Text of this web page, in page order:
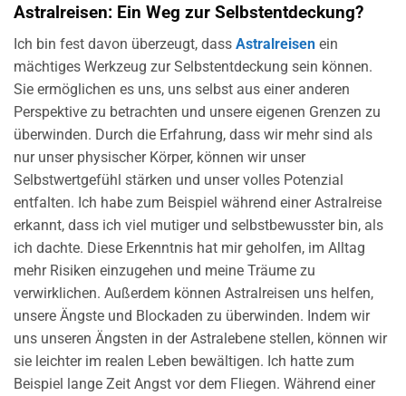
Astralreisen: Ein Weg zur Selbstentdeckung?
Ich bin fest davon überzeugt, dass Astralreisen ein
mächtiges Werkzeug zur Selbstentdeckung sein können.
Sie ermöglichen es uns, uns selbst aus einer anderen
Perspektive zu betrachten und unsere eigenen Grenzen zu
überwinden. Durch die Erfahrung, dass wir mehr sind als
nur unser physischer Körper, können wir unser
Selbstwertgefühl stärken und unser volles Potenzial
entfalten. Ich habe zum Beispiel während einer Astralreise
erkannt, dass ich viel mutiger und selbstbewusster bin, als
ich dachte. Diese Erkenntnis hat mir geholfen, im Alltag
mehr Risiken einzugehen und meine Träume zu
verwirklichen. Außerdem können Astralreisen uns helfen,
unsere Ängste und Blockaden zu überwinden. Indem wir
uns unseren Ängsten in der Astralebene stellen, können wir
sie leichter im realen Leben bewältigen. Ich hatte zum
Beispiel lange Zeit Angst vor dem Fliegen. Während einer